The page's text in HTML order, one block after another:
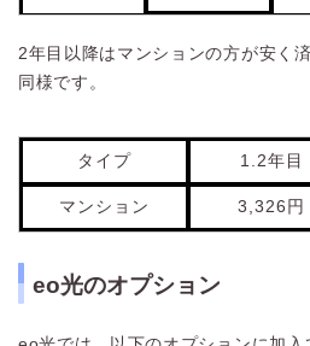
2年目以降はマンションの方が安く
同様です。
タイプ 1.2年目
マンション 3,326円
eo光のオプション